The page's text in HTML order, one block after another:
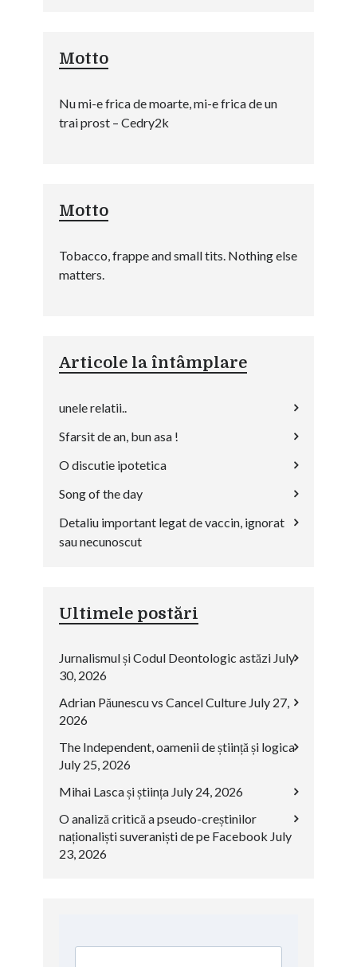
Motto
Nu mi-e frica de moarte, mi-e frica de un
trai prost – Cedry2k
Motto
Tobacco, frappe and small tits. Nothing else
matters.
Articole la întâmplare
unele relatii..
Sfarsit de an, bun asa !
O discutie ipotetica
Song of the day
Detaliu important legat de vaccin, ignorat
sau necunoscut
Ultimele postări
Jurnalismul și Codul Deontologic astăzi July
30, 2026
Adrian Păunescu vs Cancel Culture July 27,
2026
The Independent, oamenii de știință și logica
July 25, 2026
Mihai Lasca și știința July 24, 2026
O analiză critică a pseudo-creștinilor
naționaliști suveraniști de pe Facebook July
23, 2026